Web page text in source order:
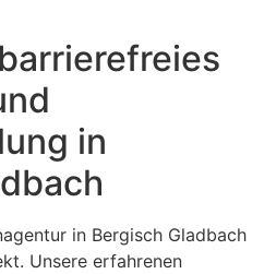
in
in Bergisch Gladbach
Unsere erfahrenen